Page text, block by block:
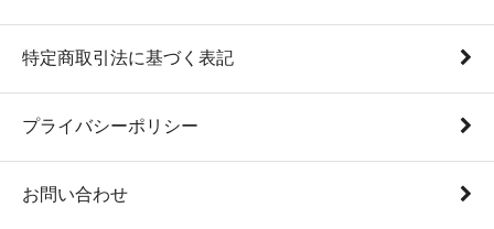
特定商取引法に基づく表記
プライバシーポリシー
お問い合わせ